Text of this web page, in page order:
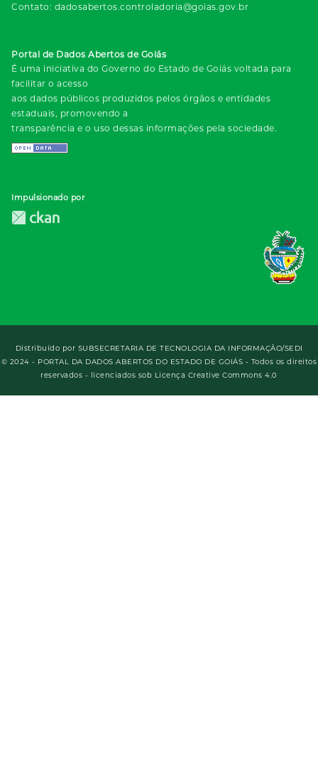
Contato: dadosabertos.controladoria@goias.gov.br
Portal de Dados Abertos de Goiás
É uma iniciativa do Governo do Estado de Goiás voltada para
facilitar o acesso
aos dados públicos produzidos pelos órgãos e entidades
estaduais, promovendo a
transparência e o uso dessas informações pela sociedade.
Impulsionado por
Distribuído por SUBSECRETARIA DE TECNOLOGIA DA INFORMAÇÃO/SEDI
© 2024 - PORTAL DA DADOS ABERTOS DO ESTADO DE GOIÁS - Todos os direitos
reservados - licenciados sob Licença Creative Commons 4.0